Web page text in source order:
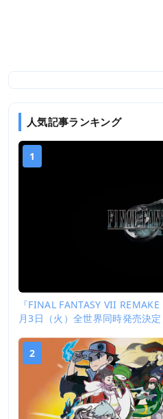
人気記事ランキング
1
『FINAL FANTASY VII
月3日（火）全世界同時発売決定
2